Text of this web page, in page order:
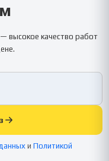
высокое качество работ
и Политикой